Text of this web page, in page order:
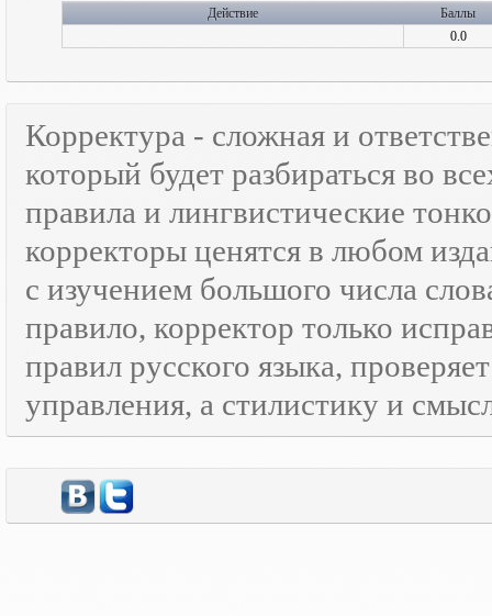
Действие
Баллы
0.0
Корректура - сложная и
который будет разбираться во
правила и лингвистические
корректоры ценятся в любом
с изучением большого числа
правило, корректор только
правил русского языка,
управления, а стилистику и